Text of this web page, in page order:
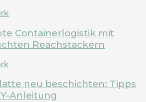
Containerlogistik mit
Reachstackern
neu beschichten: Tipps
Anleitung